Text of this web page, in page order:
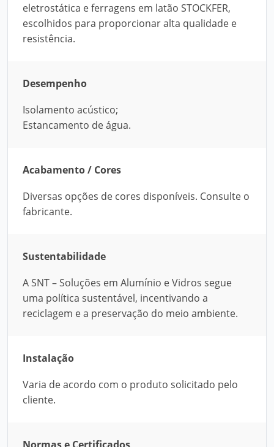
eletrostática e ferragens em latão STOCKFER,
escolhidos para proporcionar alta qualidade e
resistência.
Desempenho
Isolamento acústico;
Estancamento de água.
Acabamento / Cores
Diversas opções de cores disponíveis. Consulte o
fabricante.
Sustentabilidade
A SNT – Soluções em Alumínio e Vidros segue
uma política sustentável, incentivando a
reciclagem e a preservação do meio ambiente.
Instalação
Varia de acordo com o produto solicitado pelo
cliente.